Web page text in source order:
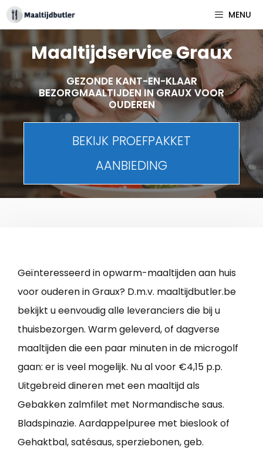
Spring
naar
inhoud
MENU
Maaltijdservice Graux
GEZONDE KANT-EN-KLAAR
BEZORGMAALTIJDEN IN GRAUX VOOR
OUDEREN
BEKIJK PROEFPAKKET
AANBIEDING
Geïnteresseerd in opwarm-maaltijden aan huis
voor ouderen in Graux? D.m.v. maaltijdbutler.be
bekijkt u eenvoudig alle leveranciers die bij u
thuisbezorgen. Warm geleverd, of dagverse
maaltijden die een paar minuten in de microgolf
gaan: er is veel mogelijk. Nu al voor €4,15 p.p.
Uitgebreid dineren met een maaltijd als
Gebakken zalmfilet met Normandische saus.
Bladspinazie. Aardappelpuree met bieslook of
Gehaktbal, satésaus, sperziebonen, geb.